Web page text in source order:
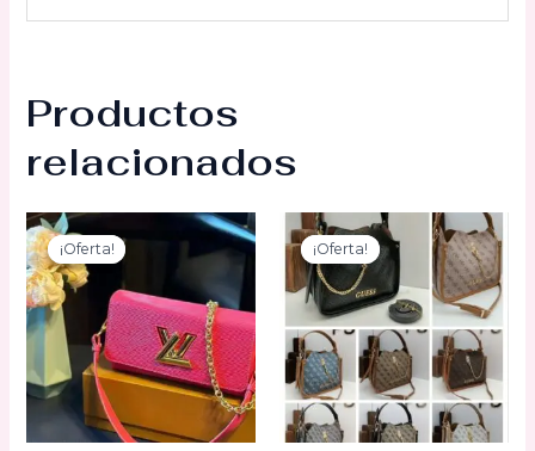
Productos
relacionados
¡Oferta!
¡Oferta! ¡Oferta!
¡Oferta!